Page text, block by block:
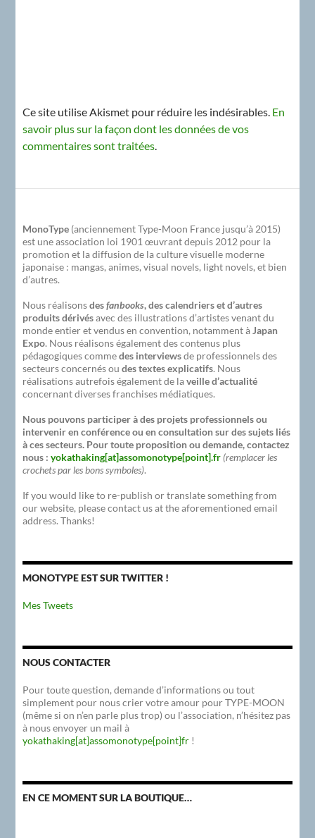
Ce site utilise Akismet pour réduire les indésirables. En
savoir plus sur la façon dont les données de vos
commentaires sont traitées
MonoType (anciennement Type-Moon France jusqu’à 2015)
est une association loi 1901 œuvrant depuis 2012 pour la
promotion et la diffusion de la culture visuelle moderne
japonaise : mangas, animes, visual novels, light novels, et bien
d’autres.
Nous réalisonsdesfanbooks, des calendriers et d’autres
produits dérivésavec des illustrations d’artistes venant du
monde entier et vendus en convention, notamment à Japan
Expo. Nous réalisons également des contenus plus
pédagogiques commedes interviewsde professionnels des
secteurs concernés oudes textes explicatifs. Nous
réalisations autrefois également de laveille d’actualité
concernant diverses franchises médiatiques.
Nous pouvons participer à des projets professionnels ou
intervenir en conférence ou en consultation sur des sujets liés
à ces secteurs. Pour toute proposition ou demande, contactez
nous :yokathaking[at]assomonotype[point].fr (remplacer les
crochets par les bons symboles).
If you would like to re-publish or translate something from
our website, please contact us at the aforementioned email
address. Thanks!
MONOTYPE EST SUR TWITTER !
Mes Tweets
NOUS CONTACTER
Pour toute question, demande d’informations ou tout
simplement pour nous crier votre amour pour TYPE-MOON
(même si on n’en parle plus trop) ou l’association, n’hésitez pas
à nous envoyer un mail à
yokathaking[at]assomonotype[point]fr !
EN CE MOMENT SUR LA BOUTIQUE…